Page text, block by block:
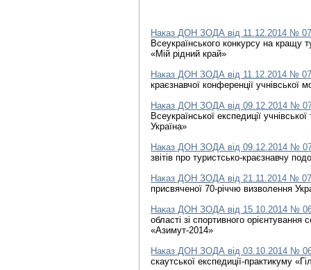
Наказ ДОН ЗОДА від 11.12.2014 №
Всеукраїнського конкурсу на кращу
«Мій рідний край»
Наказ ДОН ЗОДА від 11.12.2014 №
краєзнавчої конференції учнівської
Наказ ДОН ЗОДА від 09.12.2014 №
Всеукраїнської експедиції
Україна»
Наказ ДОН ЗОДА від 09.12.2014 №
звітів про туристсько-краєзнавчу
Наказ ДОН ЗОДА від 21.11.2014 №
присвяченої 70-річчю визволення
Наказ ДОН ЗОДА від 15.10.2014 №
області зі спортивного орієнтування
«Азимут-2014»
Наказ ДОН ЗОДА від 03.10.2014 №
скаутської експедиції-практикуму